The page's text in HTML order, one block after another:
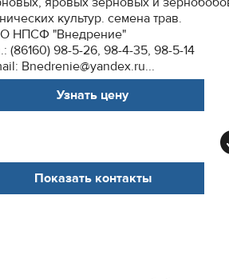
культур. семена трав.
НПСФ "Внедрение"
(86160) 98-5-26, 98-4-35, 98-5-14
Bnedrenie@yandex.ru...
Узнать цену
Показать контакты